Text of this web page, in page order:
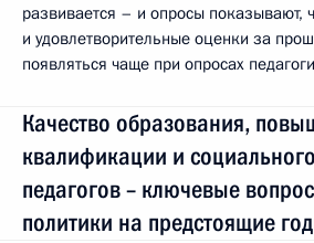
развивается – и опросы показывают,
и удовлетворительные оценки за
появляться чаще при опросах
Качество образования,
квалификации и социального
педагогов – ключевые
политики на предстоящие